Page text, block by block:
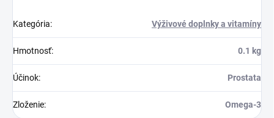
Kategória: Výživové doplnky a vitamíny
Hmotnosť: 0.1 kg
Účinok: Prostata
Zloženie: Omega-3